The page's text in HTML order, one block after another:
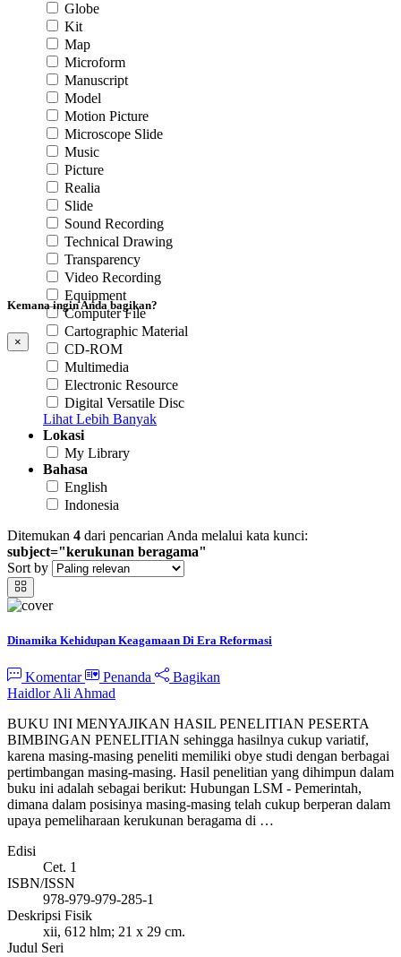
Globe
Kit
Map
Microform
Manuscript
Model
Motion Picture
Microscope Slide
Music
Picture
Realia
Slide
Sound Recording
Technical Drawing
Transparency
Video Recording
Equipment
Computer File
Cartographic Material
CD-ROM
Multimedia
Electronic Resource
Digital Versatile Disc
Lihat Lebih Banyak
Lokasi
My Library
Bahasa
English
Indonesia
Ditemukan 4 dari pencarian Anda melalui kata kunci:
subject="kerukunan beragama"
Sort by
Dinamika Kehidupan Keagamaan Di Era Reformasi
Komentar Penanda
Bagikan
Haidlor Ali Ahmad
BUKU INI MENYAJIKAN HASIL PENELITIAN PESERTA
BIMBINGAN PENELITIAN sehingga hasilnya cukup variatif,
karena masing-masing peneliti memiliki obye studi dengan berbagai
pertimbangan masing-masing. Hasil penelitian yang dihimpun dalam
buku ini adalah sebagai berikut: Hubungan LSM - Pemerintah,
dimana dalam posisinya masing-masing telah cukup berperan dalam
upaya pemeliharaan kerukunan beragama di …
Edisi
Cet. 1
ISBN/ISSN
978-979-979-285-1
Deskripsi Fisik
xii, 612 hlm; 21 x 29 cm.
Judul Seri
Kemana ingin Anda bagikan?
×